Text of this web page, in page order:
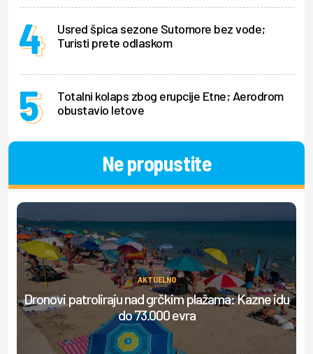
Usred špica sezone Sutomore bez vode;
Turisti prete odlaskom
Totalni kolaps zbog erupcije Etne; Aerodrom
obustavio letove
Ne propustite
AKTUELNO
Dronovi patroliraju nad grčkim plažama: Kazne idu
do 73.000 evra